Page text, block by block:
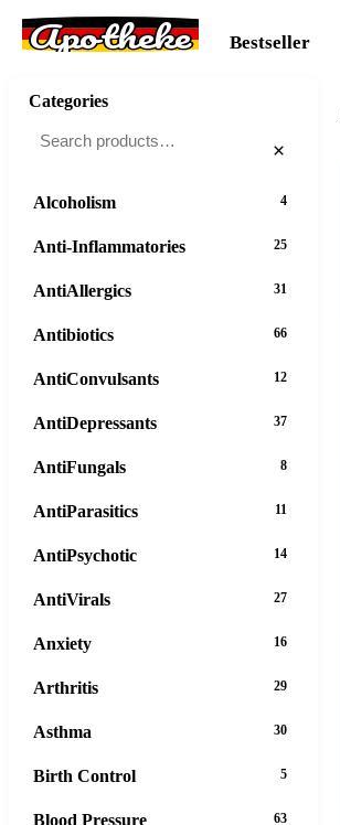
Apotheke Bestseller
Categories
×
Alcoholism 4
Anti-Inflammatories 25
AntiAllergics 31
Antibiotics 66
AntiConvulsants 12
AntiDepressants 37
AntiFungals 8
AntiParasitics 11
AntiPsychotic 14
AntiVirals 27
Anxiety 16
Arthritis 29
Asthma 30
Birth Control 5
Blood Pressure 63